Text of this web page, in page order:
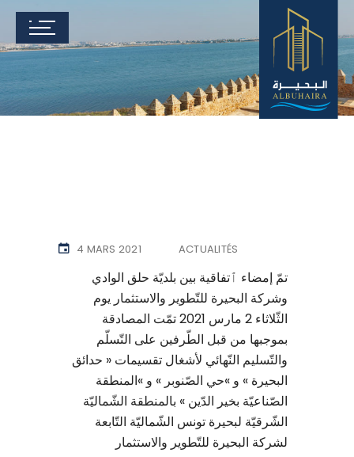
4 MARS 2021 ACTUALITÉS
تمّ إمضاء ٱتفاقية بين بلديّة حلق الوادي
وشركة البحيرة للتّطوير والاستثمار يوم
الثّلاثاء 2 مارس 2021 تمّت المصادقة
بموجبها من قبل الطّرفين على التّسلّم
والتّسليم النّهائي لأشغال تقسيمات « حدائق
البحيرة » و »حي الصّنوبر » و »المنطقة
الصّناعيّة بخير الدّين » بالمنطقة الشّماليّة
الشّرقيّة لبحيرة تونس الشّماليّة التّابعة
لشركة البحيرة للتّطوير والاستثمار